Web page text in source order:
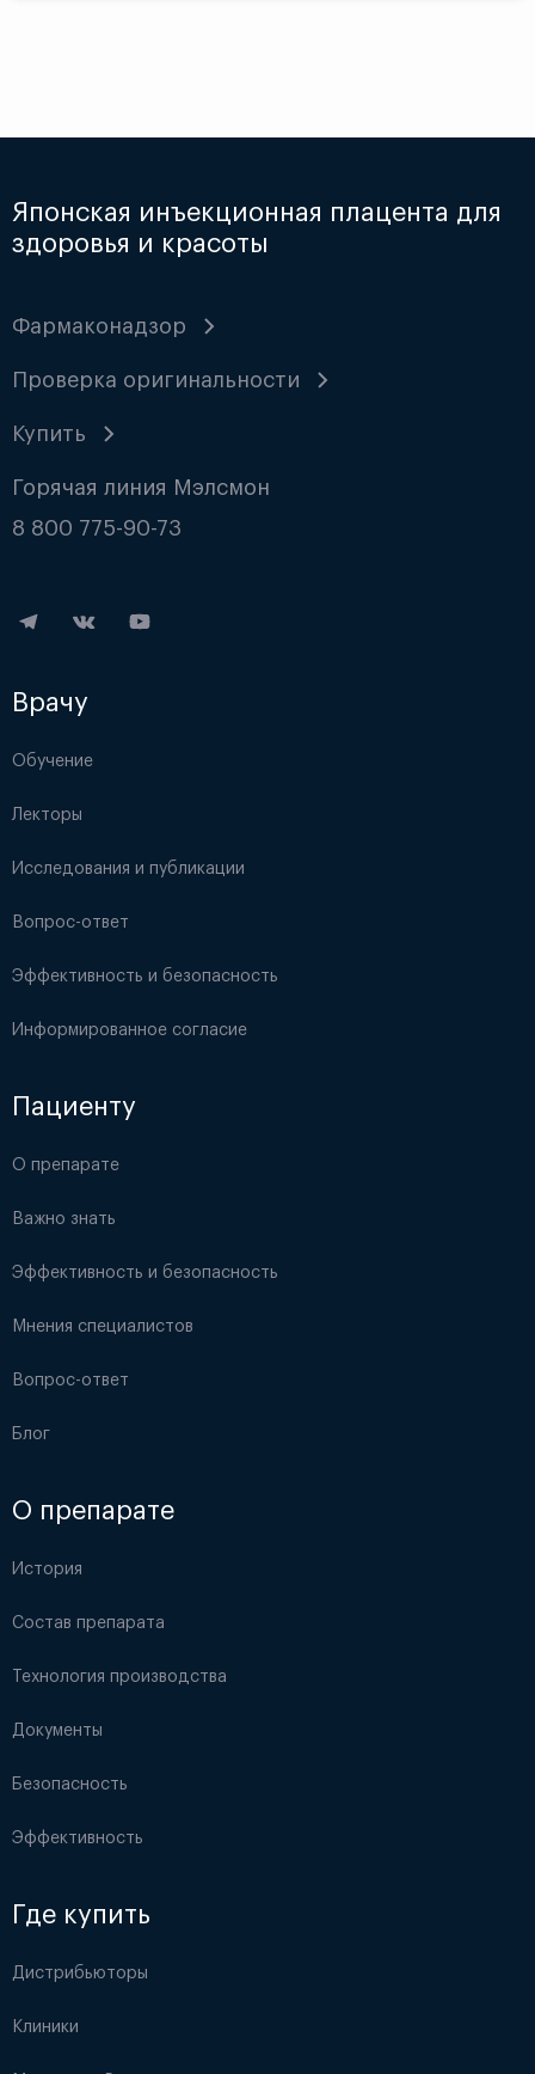
Японская инъекционная плацента для
здоровья и красоты
Фармаконадзор
Проверка оригинальности
Купить
Горячая линия Мэлсмон
8 800 775-90-73
Врачу
Обучение
Лекторы
Исследования и публикации
Вопрос-ответ
Эффективность и безопасность
Информированное согласие
Пациенту
О препарате
Важно знать
Эффективность и безопасность
Мнения специалистов
Вопрос-ответ
Блог
О препарате
История
Состав препарата
Технология производства
Документы
Безопасность
Эффективность
Где купить
Дистрибьюторы
Клиники